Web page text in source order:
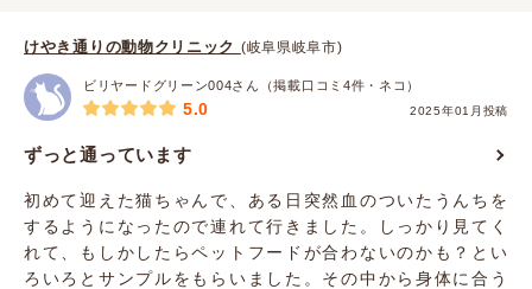
けやき通りの動物クリニック (岐阜県岐阜市)
ビリヤードグリーン004さん（掲載口コミ4件・ネコ）
2025年01月投稿
5.0
ずっと通っています
初めて迎えた猫ちゃんで、ある日突然血のついたうんちを
するようになったので連れて行きました。しっかり見てく
れて、もしかしたらペットフードが合わないのかも？とい
ろいろとサンプルをもらいました。その中から身体に合う